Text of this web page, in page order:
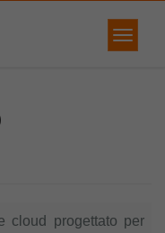
cloud progettato per